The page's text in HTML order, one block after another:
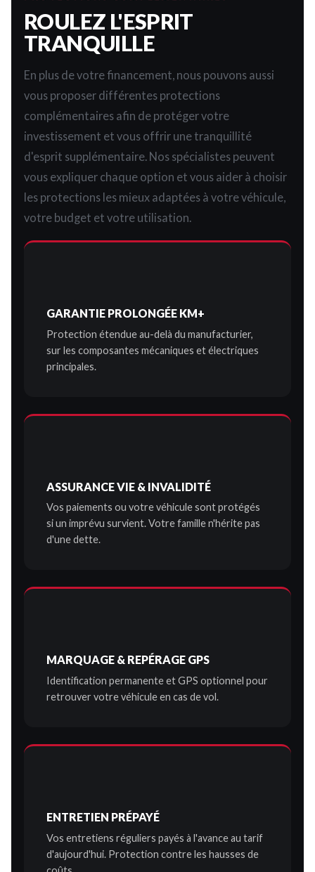
ROULEZ L'ESPRIT
TRANQUILLE
En plus de votre financement, nous pouvons aussi
vous proposer différentes protections
complémentaires afin de protéger votre
investissement et vous offrir une tranquillité
d'esprit supplémentaire. Nos spécialistes peuvent
vous expliquer chaque option et vous aider à choisir
les protections les mieux adaptées à votre véhicule,
votre budget et votre utilisation.
GARANTIE PROLONGÉE KM+
Protection étendue au-delà du manufacturier,
sur les composantes mécaniques et électriques
principales.
ASSURANCE VIE & INVALIDITÉ
Vos paiements ou votre véhicule sont protégés
si un imprévu survient. Votre famille n'hérite pas
d'une dette.
MARQUAGE & REPÉRAGE GPS
Identification permanente et GPS optionnel pour
retrouver votre véhicule en cas de vol.
ENTRETIEN PRÉPAYÉ
Vos entretiens réguliers payés à l'avance au tarif
d'aujourd'hui. Protection contre les hausses de